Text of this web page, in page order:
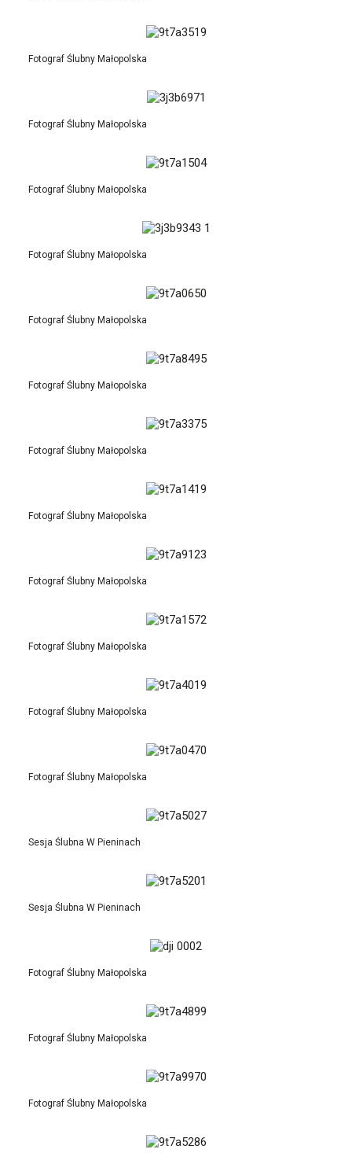
Fotograf Ślubny Małopolska
Fotograf Ślubny Małopolska
Fotograf Ślubny Małopolska
Fotograf Ślubny Małopolska
Fotograf Ślubny Małopolska
Fotograf Ślubny Małopolska
Fotograf Ślubny Małopolska
Fotograf Ślubny Małopolska
Fotograf Ślubny Małopolska
Fotograf Ślubny Małopolska
Fotograf Ślubny Małopolska
Fotograf Ślubny Małopolska
Sesja Ślubna W Pieninach
Sesja Ślubna W Pieninach
Fotograf Ślubny Małopolska
Fotograf Ślubny Małopolska
Fotograf Ślubny Małopolska